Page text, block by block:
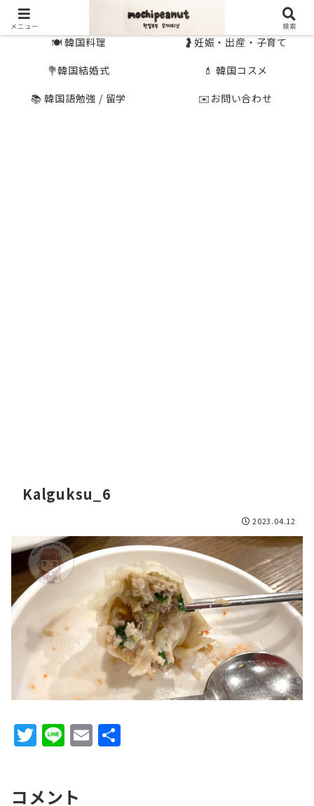
🍽 韓国料理
🤰妊娠・出産・子育て
💐韓国結婚式
💄 韓国コスメ
📚 韓国語勉強 / 留学
✉️お問い合わせ
Kalguksu_6
2023.04.12
T
w
Li
n
E
m
コメント
メニュー 検索